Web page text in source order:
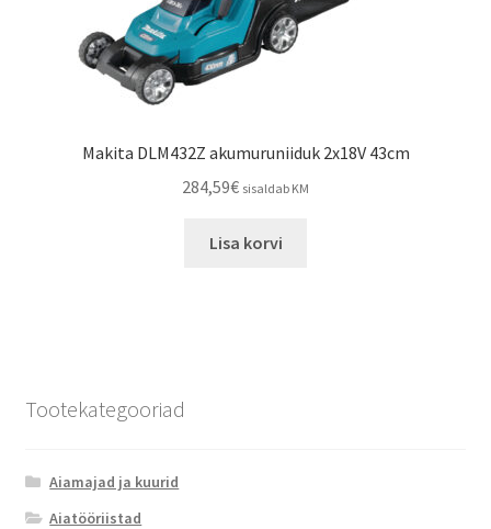
Makita DLM432Z akumuruniiduk 2x18V 43cm
284,59€ sisaldab KM
Lisa korvi
Tootekategooriad
Aiamajad ja kuurid
Aiatööriistad